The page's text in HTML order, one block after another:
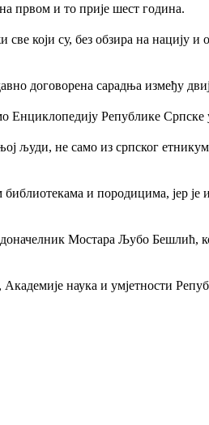
првом и то прије шест година.
који су, без обзира на нацију
договорена сарадња између
Републике Српске
људи, не само из српског
и породицима, јер
Мостара Љубо Бешлић,
наука и умјетности